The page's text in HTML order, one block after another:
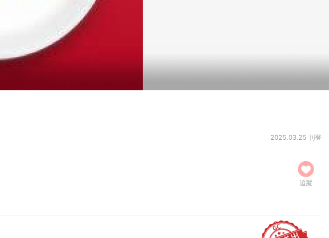
2025.03.25 刊登
追蹤